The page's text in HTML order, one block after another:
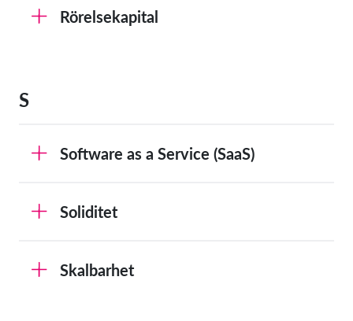
Rörelsekapital
S
Software as a Service (SaaS)
Soliditet
Skalbarhet